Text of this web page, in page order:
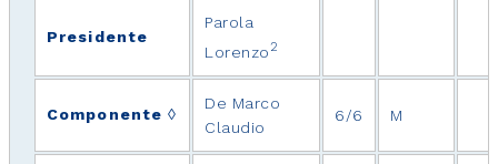
Presidente
Parola
Lorenzo2
Componente ◊
De Marco
Claudio
6/6 M